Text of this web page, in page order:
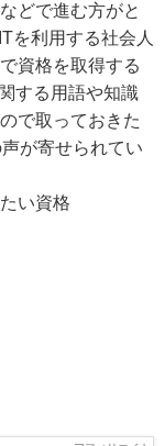
どで進む方がと
を利用する社会人
資格を取得する
する用語や知識
で取っておきた
が寄せられてい
い資格